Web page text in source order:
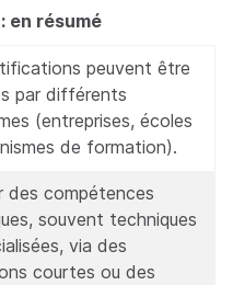
en résumé
peuvent être
par différents
(entreprises, écoles
de formation).
des compétences
souvent techniques
via des
courtes ou des